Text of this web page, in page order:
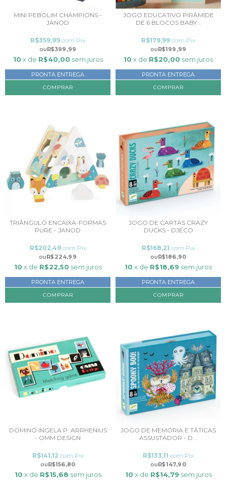
MINI PEBOLIM CHAMPIONS -
JANOD
R$399,99
R$359,99 com Pix
10 x de R$40,00 sem juros
PRONTA ENTREGA
JOGO EDUCATIVO PIRÂMIDE
DE 6 BLOCOS BABY...
R$199,99
R$179,99 com Pix
10 x de R$20,00 sem juros
PRONTA ENTREGA
TRIÂNGULO ENCAIXA-FORMAS
PURE - JANOD
R$224,99
R$202,49 com Pix
10 x de R$22,50 sem juros
PRONTA ENTREGA
JOGO DE CARTAS CRAZY
DUCKS - DJECO
R$186,90
R$168,21 com Pix
10 x de R$18,69 sem juros
PRONTA ENTREGA
DOMINÓ INGELA P. ARRHENIUS
- OMM DESIGN
R$156,80
R$141,12 com Pix
10 x de R$15,68 sem juros
JOGO DE MEMÓRIA E TÁTICAS
ASSUSTADOR - D...
R$147,90
R$133,11 com Pix
10 x de R$14,79 sem juros